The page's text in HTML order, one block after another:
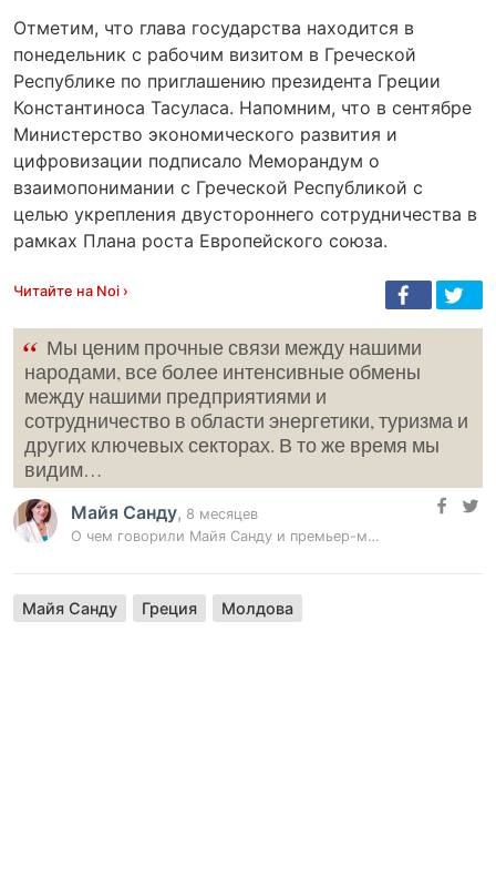
Отметим, что глава государства находится в
понедельник с рабочим визитом в Греческой
Республике по приглашению президента Греции
Константиноса Тасуласа. Напомним, что в сентябре
Министерство экономического развития и
цифровизации подписало Меморандум о
взаимопонимании с Греческой Республикой с
целью укрепления двустороннего сотрудничества в
рамках Плана роста Европейского союза.
Читайте на Noi ›
“ Мы ценим прочные связи между нашими
народами, все более интенсивные обмены
между нашими предприятиями и
сотрудничество в области энергетики, туризма и
других ключевых секторах. В то же время мы
видим…
Майя Санду, 8 месяцев
О чем говорили Майя Санду и премьер-министр Греции
Майя Санду Греция Молдова